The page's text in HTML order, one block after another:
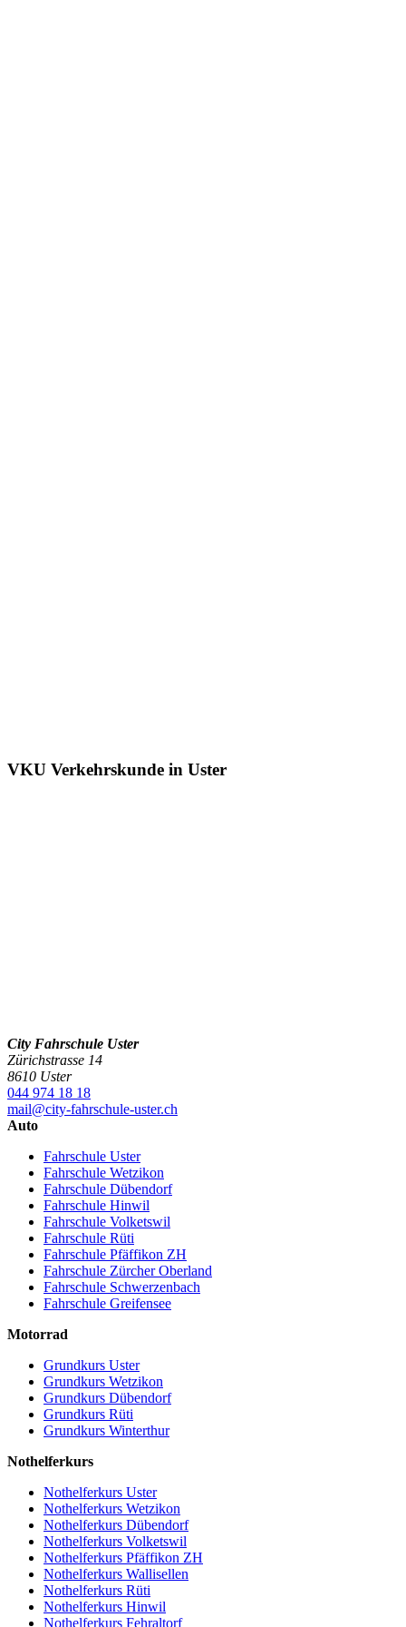
VKU Verkehrskunde in Uster
City Fahrschule Uster
Zürichstrasse 14
8610 Uster
044 974 18 18
mail@city-fahrschule-uster.ch
Auto
Fahrschule Uster
Fahrschule Wetzikon
Fahrschule Dübendorf
Fahrschule Hinwil
Fahrschule Volketswil
Fahrschule Rüti
Fahrschule Pfäffikon ZH
Fahrschule Zürcher Oberland
Fahrschule Schwerzenbach
Fahrschule Greifensee
Motorrad
Grundkurs Uster
Grundkurs Wetzikon
Grundkurs Dübendorf
Grundkurs Rüti
Grundkurs Winterthur
Nothelferkurs
Nothelferkurs Uster
Nothelferkurs Wetzikon
Nothelferkurs Dübendorf
Nothelferkurs Volketswil
Nothelferkurs Pfäffikon ZH
Nothelferkurs Wallisellen
Nothelferkurs Rüti
Nothelferkurs Hinwil
Nothelferkurs Fehraltorf